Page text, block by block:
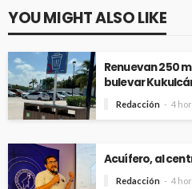
YOU MIGHT ALSO LIKE
Renuevan 250
bulevar
Redacción 4
Acuífero, al
Redacción 4